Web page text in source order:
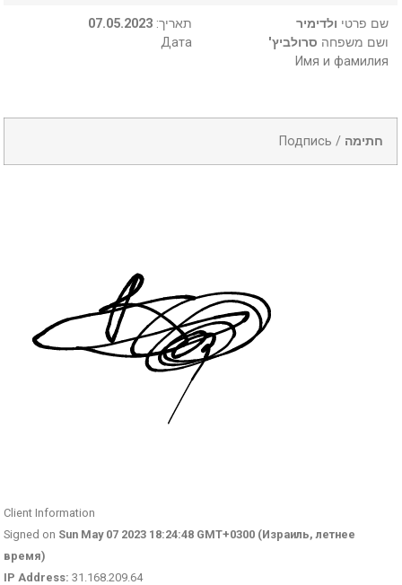
07.05.2023 :תאריך
Дата
שם פרטי ולדימיר
ושם משפחה סרולביץ'
Имя и фамилия
Подпись / חתימה
Client Information
Signed on Sun May 07 2023 18:24:48 GMT+0300 (Израиль, летнее
время)
IP Address: 31.168.209.64